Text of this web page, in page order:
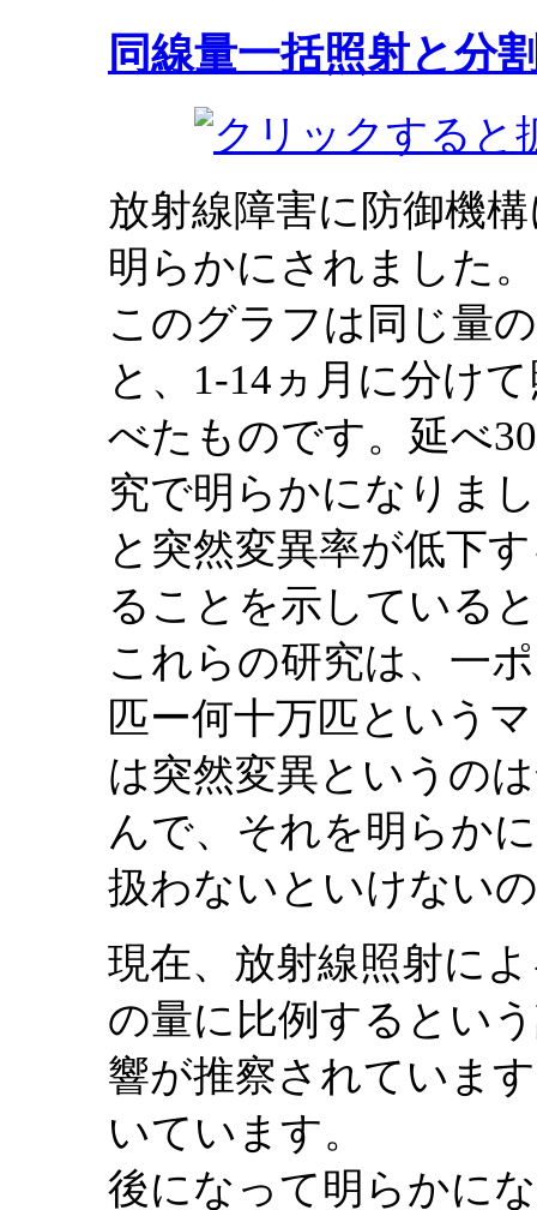
同線量一括照射と分
放射線障害に防御機
明らかにされました。
このグラフは同じ量
と、1-14ヵ月に分け
べたものです。延べ
究で明らかになりま
と突然変異率が低下
ることを示している
これらの研究は、一
匹ー何十万匹という
は突然変異というの
んで、それを明らか
扱わないといけない
現在、放射線照射に
の量に比例するとい
響が推察されていま
いています。
後になって明らかに